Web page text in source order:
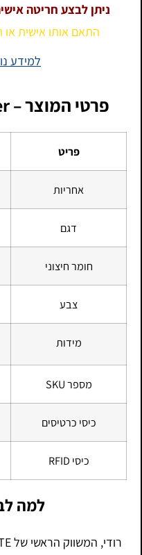
ניתן לבצע חריטה אישית של עד 2
התאם אותו אישית
למידע
פרטי המוצר – Credit Card Holder
פריט
אחריות
דגם
חומר חיצוני
צבע
מידות
מספר SKU
כיסי כרטיסים
כיסי RFID
למה